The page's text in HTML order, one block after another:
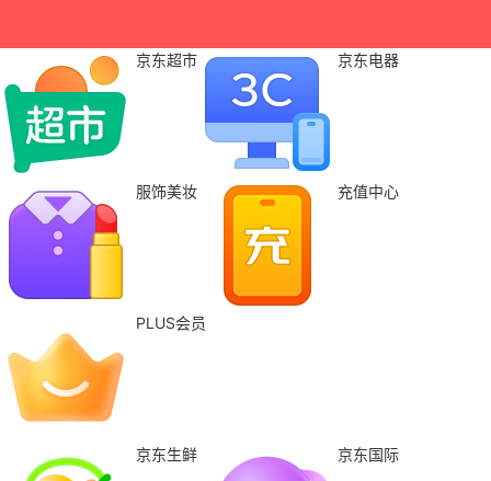
京东超市 京东电器
服饰美妆 充值中心
PLUS会员
京东生鲜 京东国际